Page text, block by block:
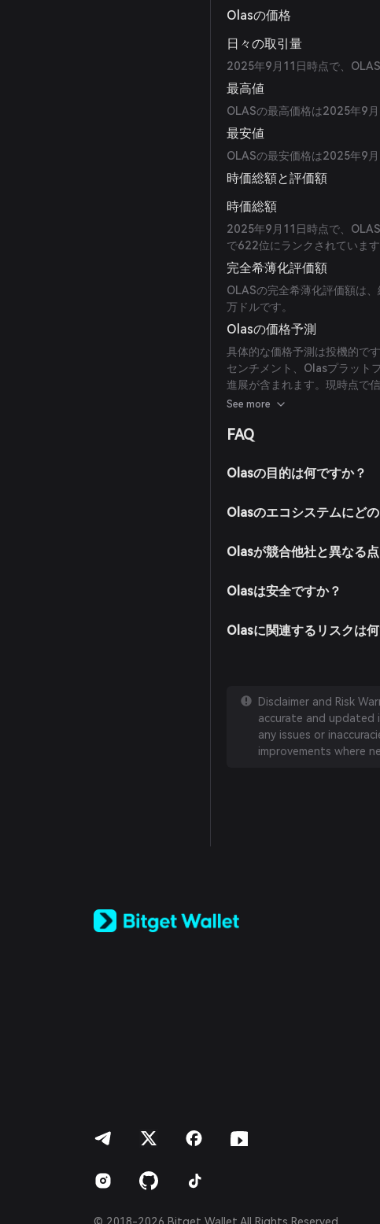
Olasの価格
日々の取引量
2025年9月11日時点で、
最高値
OLASの最高価格は2025年9
最安値
OLASの最安価格は2025年9
時価総額と評価額
時価総額
2025年9月11日時点で、
で622位にランクされています
完全希薄化評価額
OLASの完全希薄化評価額は
万ドルです。
Olasの価格予測
具体的な価格予測は投機的で
センチメント、Olasプラット
進展が含まれます。現時点で
ん。
See more
FAQ
Olasの目的は何ですか？
Olasのエコシステムにど
Olasが競合他社と異なる
Olasは安全ですか？
Olasに関連するリスクは
Disclaimer and Risk
accurate and updated
any issues or
improvements where
Español (Latinoamérica)